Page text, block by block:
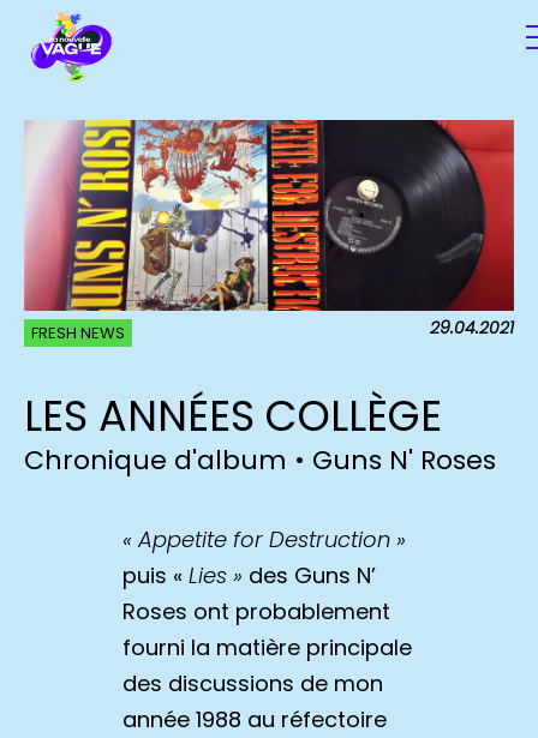
FRESH NEWS 29.04.2021
LES ANNÉES COLLÈGE
Chronique d'album • Guns N' Roses
« Appetite for Destruction »
puis « Lies » des Guns N’
Roses ont probablement
fourni la matière principale
des discussions de mon
année 1988 au réfectoire